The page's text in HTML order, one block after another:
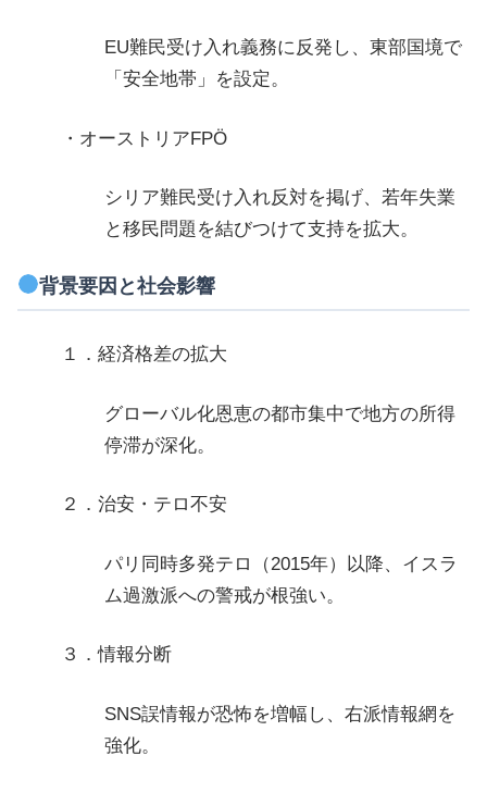
EU難民受け入れ義務に反発し、東部国境で
「安全地帯」を設定。
・オーストリアFPÖ
シリア難民受け入れ反対を掲げ、若年失業
と移民問題を結びつけて支持を拡大。
背景要因と社会影響
１．経済格差の拡大
グローバル化恩恵の都市集中で地方の所得
停滞が深化。
２．治安・テロ不安
パリ同時多発テロ（2015年）以降、イスラ
ム過激派への警戒が根強い。
３．情報分断
SNS誤情報が恐怖を増幅し、右派情報網を
強化。